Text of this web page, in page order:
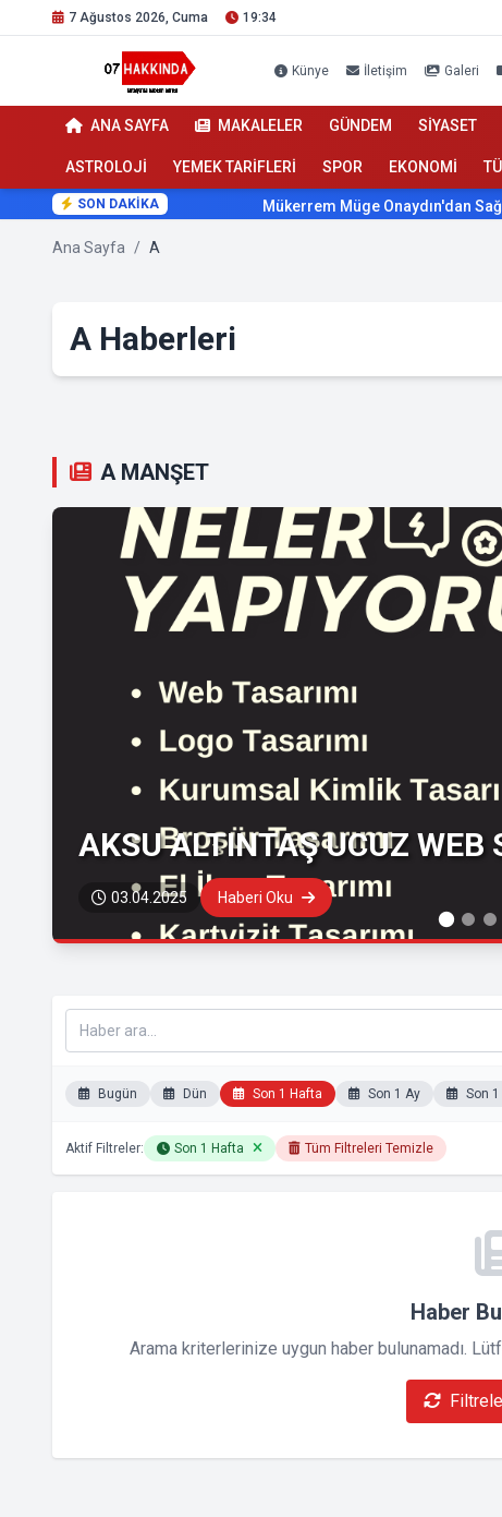
7 Ağustos 2026, Cuma 19:34
Künye İletişim Galeri
ANA SAYFA MAKALELER GÜNDEM SİYASET
ASTROLOJİ YEMEK TARİFLERİ SPOR EKONOMİ
SON DAKİKA Mükerrem Müge Onaydın'dan Sağlıkta
Ana Sayfa / A
A Haberleri
A MANŞET
AKSU ALTINTAŞ UCUZ WEB
03.04.2025 Haberi Oku
Bugün Dün Son 1 Hafta Son 1 Ay Son 1
Aktif Filtreler: Son 1 Hafta Tüm Filtreleri Temizle
Haber
Arama kriterlerinize uygun haber bulunamadı.